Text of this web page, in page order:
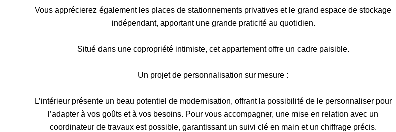
Vous apprécierez également les places de stationnements privatives et le grand espace de stockage
indépendant, apportant une grande praticité au quotidien.
Situé dans une copropriété intimiste, cet appartement offre un cadre paisible.
Un projet de personnalisation sur mesure :
L’intérieur présente un beau potentiel de modernisation, offrant la possibilité de le personnaliser pour
l’adapter à vos goûts et à vos besoins. Pour vous accompagner, une mise en relation avec un
coordinateur de travaux est possible, garantissant un suivi clé en main et un chiffrage précis.